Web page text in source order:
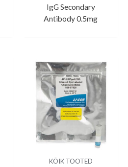
IgG Secondary
Antibody 0.5mg
KÕIK TOOTED